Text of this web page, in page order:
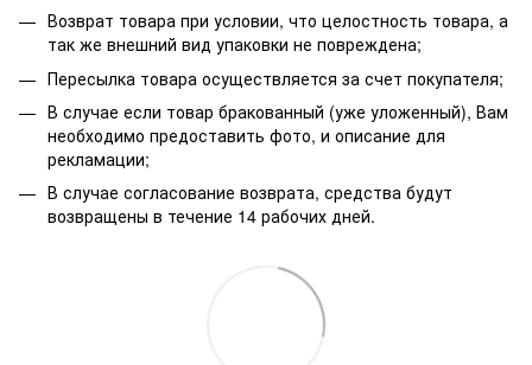
Возврат товара при условии, что целостность товара, а
так же внешний вид упаковки не повреждена;
Пересылка товара осуществляется за счет покупателя;
В случае если товар бракованный (уже уложенный), Вам
необходимо предоставить фото, и описание для
рекламации;
В случае согласование возврата, средства будут
возвращены в течение 14 рабочих дней.